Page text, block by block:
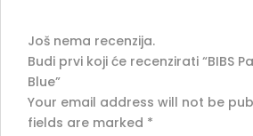
Još nema recenzija.
Budi prvi koji će recenzirati “BIBS
Blue”
Your email address will not be
fields are marked *